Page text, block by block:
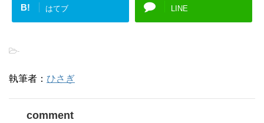
B! はてブ LINE
-
執筆者： ひさぎ
comment